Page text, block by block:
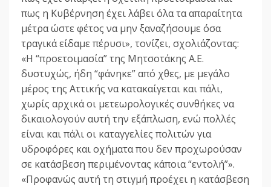
πως η Κυβέρνηση έχει λάβει όλα τα απαραίτητα
μέτρα ώστε φέτος να μην ξαναζήσουμε όσα
τραγικά είδαμε πέρυσι», τονίζει, σχολιάζοντας:
«Η “προετοιμασία” της Μητσοτάκης Α.Ε.
δυστυχώς, ήδη “φάνηκε” από χθες, με μεγάλο
μέρος της Αττικής να κατακαίγεται και πάλι,
χωρίς αρχικά οι μετεωρολογικές συνθήκες να
δικαιολογούν αυτή την εξάπλωση, ενώ πολλές
είναι και πάλι οι καταγγελίες πολιτών για
υδροφόρες και οχήματα που δεν προχωρούσαν
σε κατάσβεση περιμένοντας κάποια “εντολή”».
«Προφανώς αυτή τη στιγμή προέχει η κατάσβεση